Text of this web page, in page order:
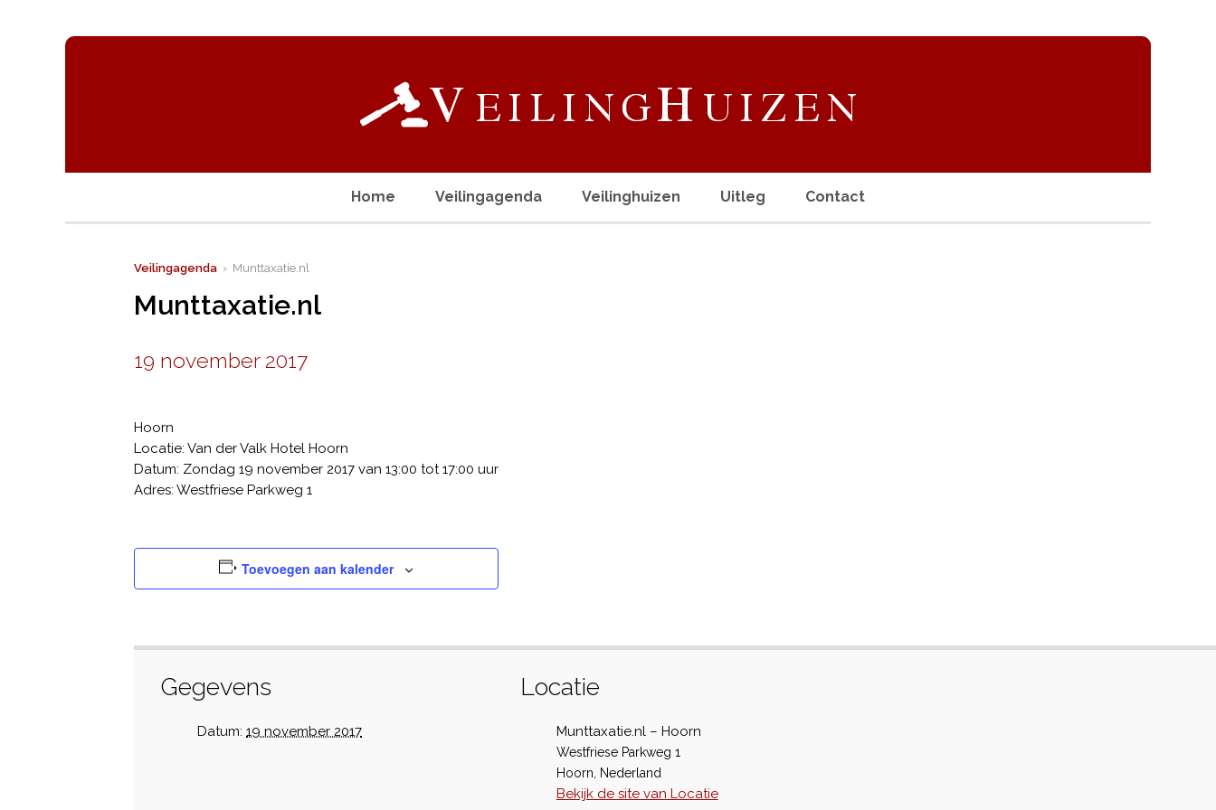
Home Veilingagenda Veilinghuizen Uitleg Contact
Veilingagenda › Munttaxatie.nl
Munttaxatie.nl
19 november 2017
Hoorn
Locatie: Van der Valk Hotel Hoorn
Datum: Zondag 19 november 2017 van 13:00 tot 17:00 uur
Adres: Westfriese Parkweg 1
Toevoegen aan kalender
Gegevens
Datum: 19 november 2017
Locatie
Munttaxatie.nl – Hoorn
Westfriese Parkweg 1
Hoorn
Nederland
Bekijk de site van Locatie